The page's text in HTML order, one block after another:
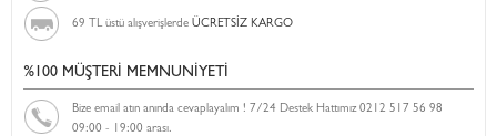
69 TL üstü alışverişlerde ÜCRETSİZ KARGO
%100 MÜŞTERİ MEMNUNİYETİ
Bize email atın anında cevaplayalım ! 7/24 Destek Hattımız 0212 517 56 98
09:00 - 19:00 arası.